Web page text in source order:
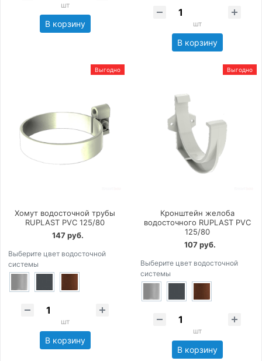
шт
В корзину шт
В корзину
Выгодно
Хомут водосточной трубы
RUPLAST PVC 125/80
147 руб.
Выберите цвет водосточной
системы
шт
В корзину
Выгодно
Кронштейн желоба
водосточного RUPLAST PVC
125/80
107 руб.
Выберите цвет водосточной
системы
шт
В корзину